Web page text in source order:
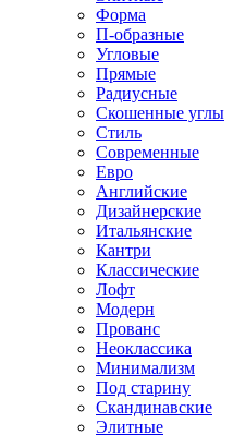
Форма
П-образные
Угловые
Прямые
Радиусные
Скошенные углы
Стиль
Современные
Евро
Английские
Дизайнерские
Итальянские
Кантри
Классические
Лофт
Модерн
Прованс
Неоклассика
Минимализм
Под старину
Скандинавские
Элитные